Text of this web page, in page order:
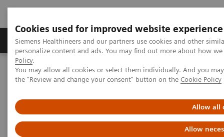
Cookies used for improved website experience
Siemens Healthineers and our partners use cookies and other
personalize content and ads. You may find out more about how
Policy.
You may allow all cookies or select them individually. And you
the "Review and change your consent" button on the Cookie Policy
Allow all
Allow
Produits & services Domaines cliniques
Home Imagerie médicale
Imagerie moléculaire
MI World Summit 2026
MI World Summit 2026 Moments
Image 73